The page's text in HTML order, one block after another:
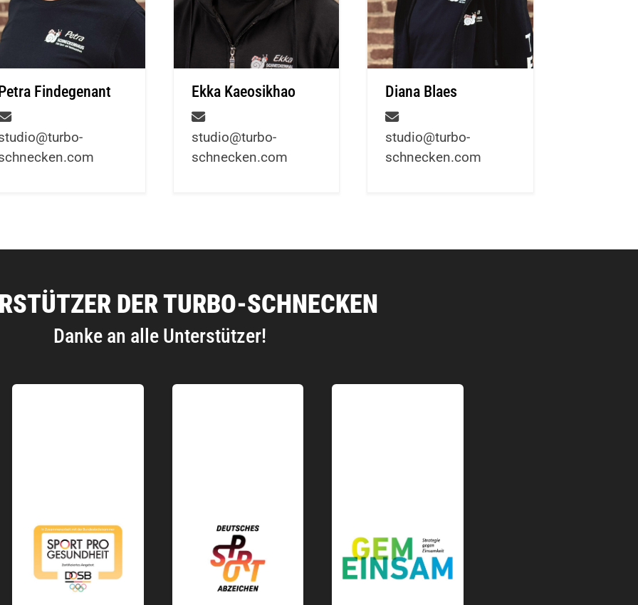
Findegenant Ekka Kaeosikhao
studio@turbo-
schnecken.com
Diana Blaes
studio@turbo-
schnecken.com
DER TURBO-SCHNECKEN
Danke an alle Unterstützer!